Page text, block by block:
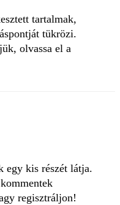
tartalmak,
tükrözi.
olvassa el a
egy kis részét látja.
regisztráljon!